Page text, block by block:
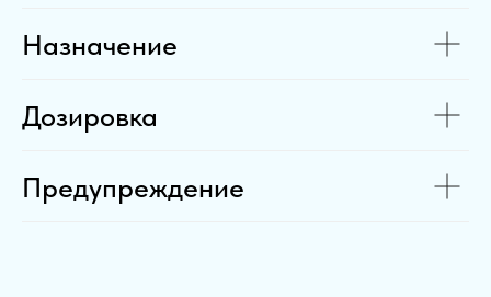
Назначение
Дозировка
Предупреждение